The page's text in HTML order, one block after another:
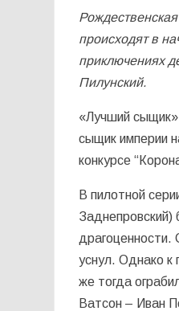
происходят в
приключениях
Пилунский.
«Лучший сыщик»
сыщик империи
конкурсе
В пилотной
Заднепровский)
драгоценности.
уснул. Однако к
же тогда
Ватсон – Иван